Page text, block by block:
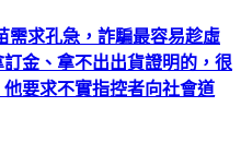
需求孔急，詐騙最容易趁虛
金、拿不出出貨證明的，很
要求不實指控者向社會道